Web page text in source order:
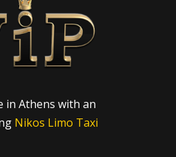
in Athens with an
Nikos Limo Taxi